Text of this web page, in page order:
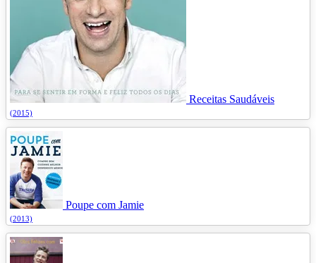
Receitas Saudáveis
(2015)
Poupe com Jamie
(2013)